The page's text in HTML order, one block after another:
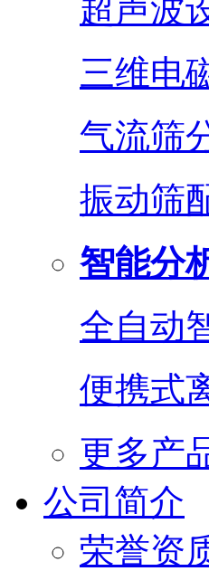
超声波
三维电
气流筛
振动筛
智能分
全自动
便携式
更多产
公司简介
荣誉资